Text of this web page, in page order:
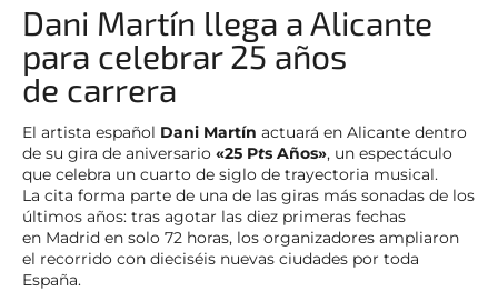
Dani Martín llega a Alicante
para celebrar 25 años
de carrera
El artista español Dani Martín actuará en Alicante dentro
de su gira de aniversario «25 Pts Años», un espectáculo
que celebra un cuarto de siglo de trayectoria musical.
La cita forma parte de una de las giras más sonadas de los
últimos años: tras agotar las diez primeras fechas
en Madrid en solo 72 horas, los organizadores ampliaron
el recorrido con dieciséis nuevas ciudades por toda
España.